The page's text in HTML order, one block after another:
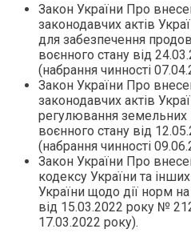
Закон України Про
законодавчих актів
для забезпечення
воєнного стану від
(набрання чинності
Закон України Про
законодавчих актів
регулювання земельних
воєнного стану від
(набрання чинності
Закон України Про
кодексу України та
України щодо дії норм на
від 15.03.2022 року №
17.03.2022 року).